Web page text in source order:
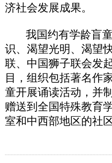
济社会发展成果。
我国约有学龄盲童
识、渴望光明、渴望
联、中国狮子联会发
目，组织包括著名作
童开展诵读活动，并
赠送到全国特殊教育
室和中西部地区的社区